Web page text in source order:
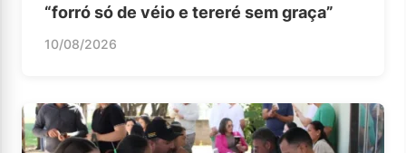
“forró só de véio e tereré sem graça”
10/08/2026